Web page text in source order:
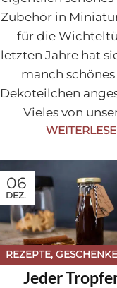
Zubehör in
für die
letzten Jahre hat
manch
Dekoteilchen
Vieles von
06
DEZ.
REZEPTE,
KÜCHE,
Jeder